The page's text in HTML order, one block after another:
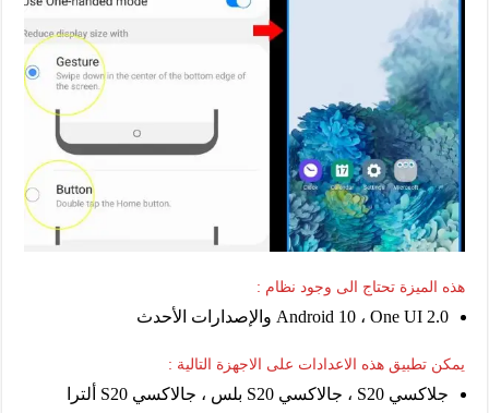
هذه الميزة تحتاج الى وجود نظام :
Android 10 ، One UI 2.0 والإصدارات الأحدث
يمكن تطبيق هذه الاعدادات على الاجهزة التالية :
جلاكسي S20 ، جالاكسي S20 بلس ، جالاكسي S20 ألترا